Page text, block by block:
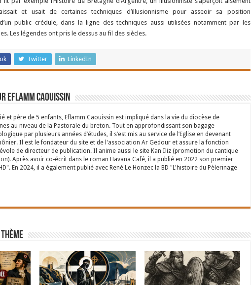
et usait de certaines techniques d’illusionnisme pour asseoir sa position
public crédule, dans la ligne des techniques aussi utilisées notamment par les
Les légendes ont pris le dessus au fil des siècles.
Twitter LinkedIn
Eflamm Caouissin
et père de 5 enfants, Eflamm Caouissin est impliqué dans la vie du diocèse de
au niveau de la Pastorale du breton. Tout en approfondissant son bagage
par plusieurs années d’études, il s’est mis au service de l’Eglise en devenant
Il est le fondateur du site et de l'association Ar Gedour et assure la fonction
de directeur de publication. Il anime aussi le site Kan Iliz (promotion du cantique
Après avoir co-écrit dans le roman Havana Café, il a publié en 2022 son premier
En 2024, il a également publié avec René Le Honzec la BD "L'histoire du Pèlerinage